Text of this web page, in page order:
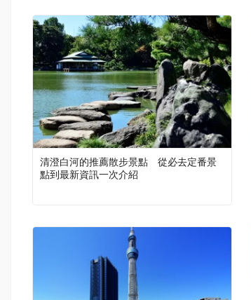
清澄白河的推薦散步景點 從必去定番景
點到最新資訊一次介紹